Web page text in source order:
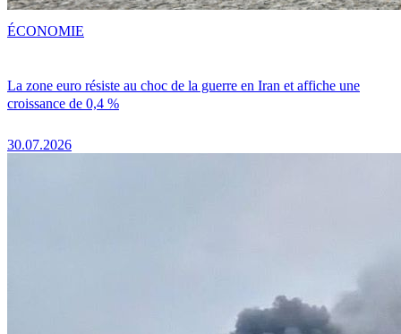
La zone euro résiste au choc de la guerre en Iran et affiche une
croissance de 0,4 %
30.07.2026
ÉCONOMIE